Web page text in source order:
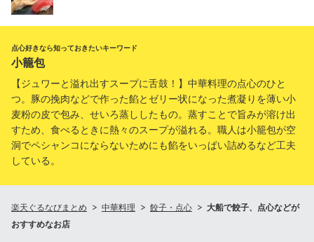
点心好きなら知っておきたいキーワード
小籠包
【ジュワーと溢れ出すスープに舌鼓！】中華料理の点心のひと
つ。豚の挽肉などで作った餡とゼリー状になった煮凝りを薄い小
麦粉の皮で包み、せいろ蒸ししたもの。蒸すことで旨みが溶け出
すため、食べるときに熱々のスープが溢れる。職人は小籠包が空
洞でペシャンコにならないためにも餡をいっぱい詰めるなど工夫
している。
楽天ぐるなびまとめ 中華料理 餃子・点心
大船で餃子、点心などが
おすすめなお店